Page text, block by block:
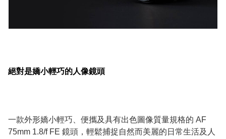
絕對是嬌小輕巧的人像鏡頭
一款外形嬌小輕巧、便攜及具有出色圖像質量規格的 AF
75mm 1.8/f FE 鏡頭，輕鬆捕捉自然而美麗的日常生活及人